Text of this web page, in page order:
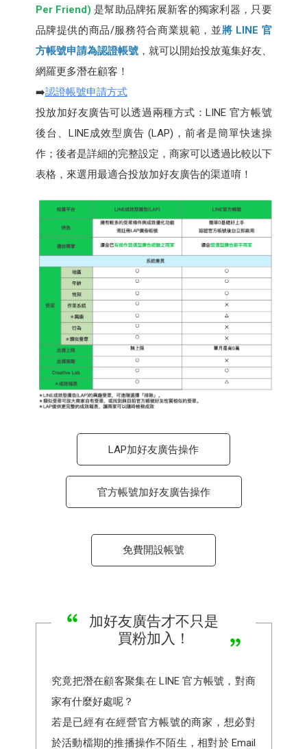
Per Friend) 是幫助品牌拓展新客的獨家利器，只要
品牌提供的商品/服務符合商業規範，並將 LINE 官
方帳號申請為認證帳號，就可以開始投放蒐集好友、
網羅更多潛在顧客！
➡️認證帳號申請方式
投放加好友廣告可以透過兩種方式：LINE 官方帳號
後台、LINE成效型廣告 (LAP)，前者是簡單快速操
作；後者是詳細的完整設定，商家可以透過比較以下
表格，來選用最適合投放加好友廣告的渠道唷！
LAP加好友廣告操作
官方帳號加好友廣告操作
免費開設帳號
加好友廣告才不只是
買粉加入！
究竟把潛在顧客聚集在 LINE 官方帳號，對商
家有什麼好處呢？
若是已經有在經營官方帳號的商家，想必對
於活動檔期的推播操作不陌生，相對於 Email